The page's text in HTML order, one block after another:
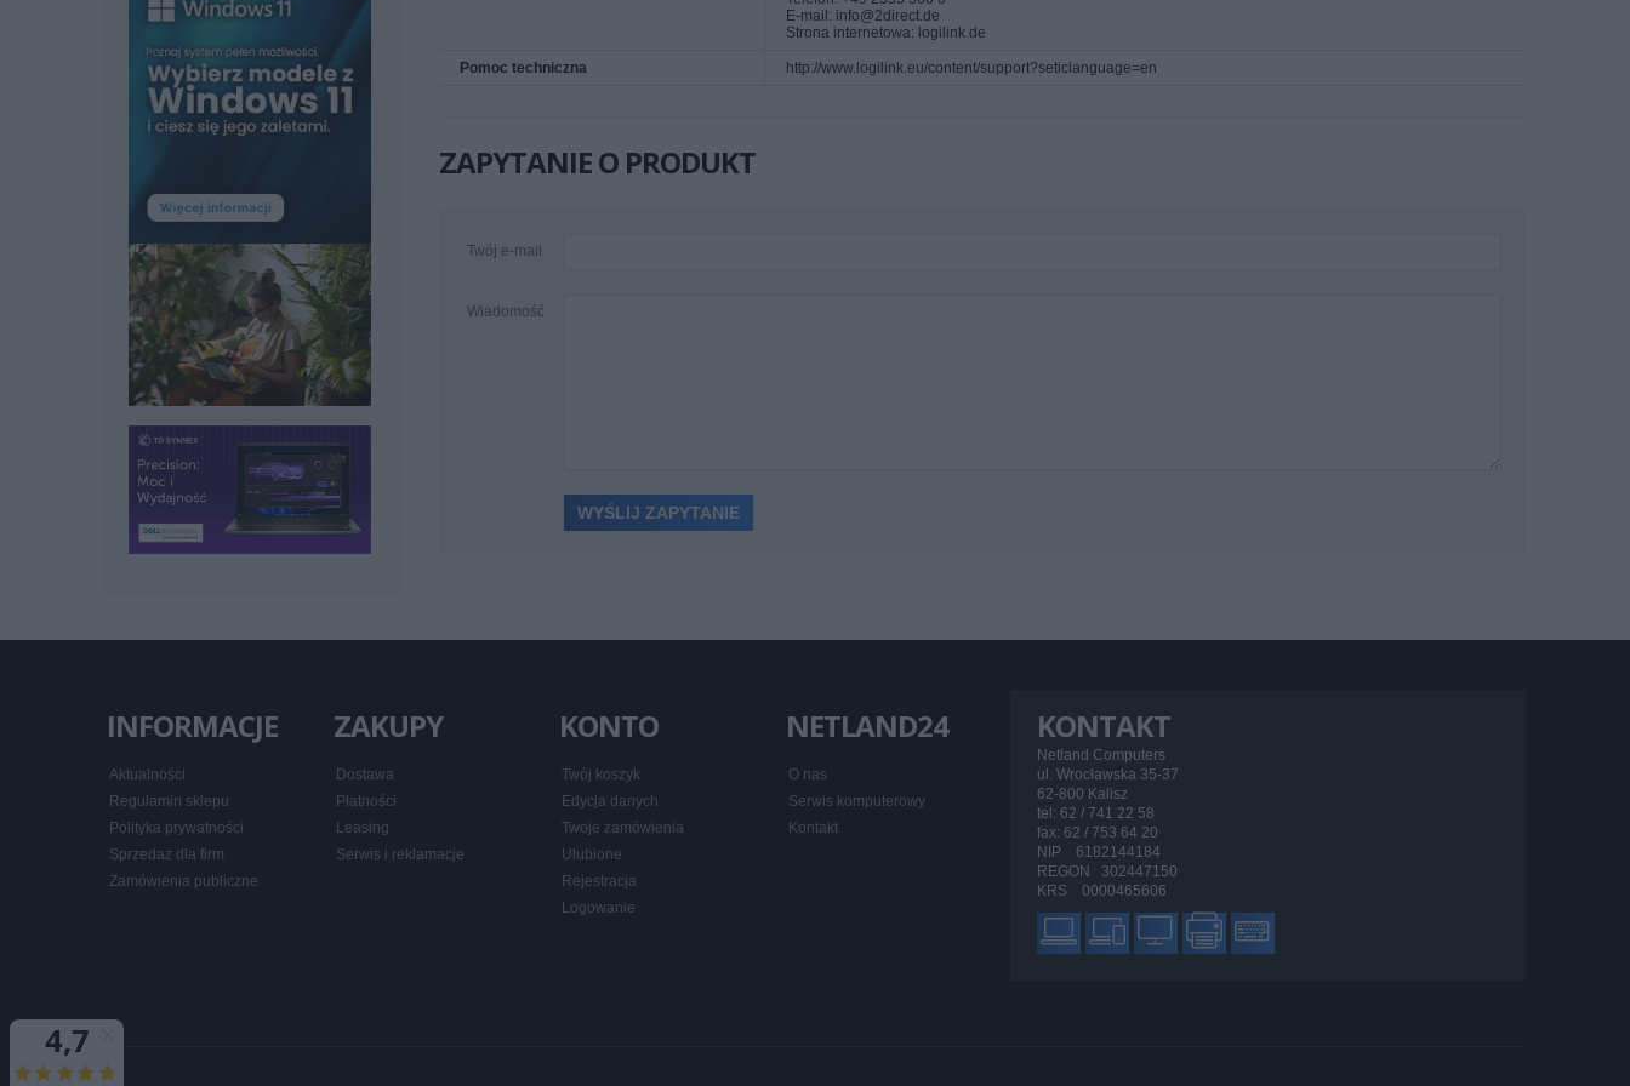
E-mail: info@2direct.de
Strona internetowa: logilink.de
Pomoc techniczna http://www.logilink.eu/content/support?seticlanguage=en
ZAPYTANIE O PRODUKT
Twój e-mail
Wiadomość
KONTAKT
Netland Computers
ul. Wrocławska 35-37
62-800 Kalisz
tel: 62 / 741 22 58
fax: 62 / 753 64 20
NIP 6182144184
REGON 302447150
KRS 0000465606
INFORMACJE
Aktualności
Regulamin sklepu
Polityka prywatności
Sprzedaż dla firm
Zamówienia publiczne
ZAKUPY
Dostawa
Płatności
Leasing
Serwis i reklamacje
KONTO
Twój koszyk
Edycja danych
Twoje zamówienia
Ulubione
Rejestracja
Logowanie
NETLAND24
O nas
Serwis komputerowy
Kontakt